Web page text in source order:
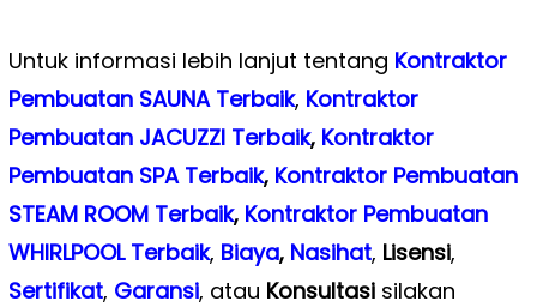
Untuk informasi lebih lanjut tentang Kontraktor
Pembuatan SAUNA Terbaik, Kontraktor
Pembuatan JACUZZI Terbaik,Kontraktor
Pembuatan SPA Terbaik,Kontraktor Pembuatan
STEAM ROOM Terbaik, Kontraktor Pembuatan
WHIRLPOOL Terbaik, Biaya, Nasihat, Lisensi,
Sertifikat, Garansi, atau Konsultasisilakan